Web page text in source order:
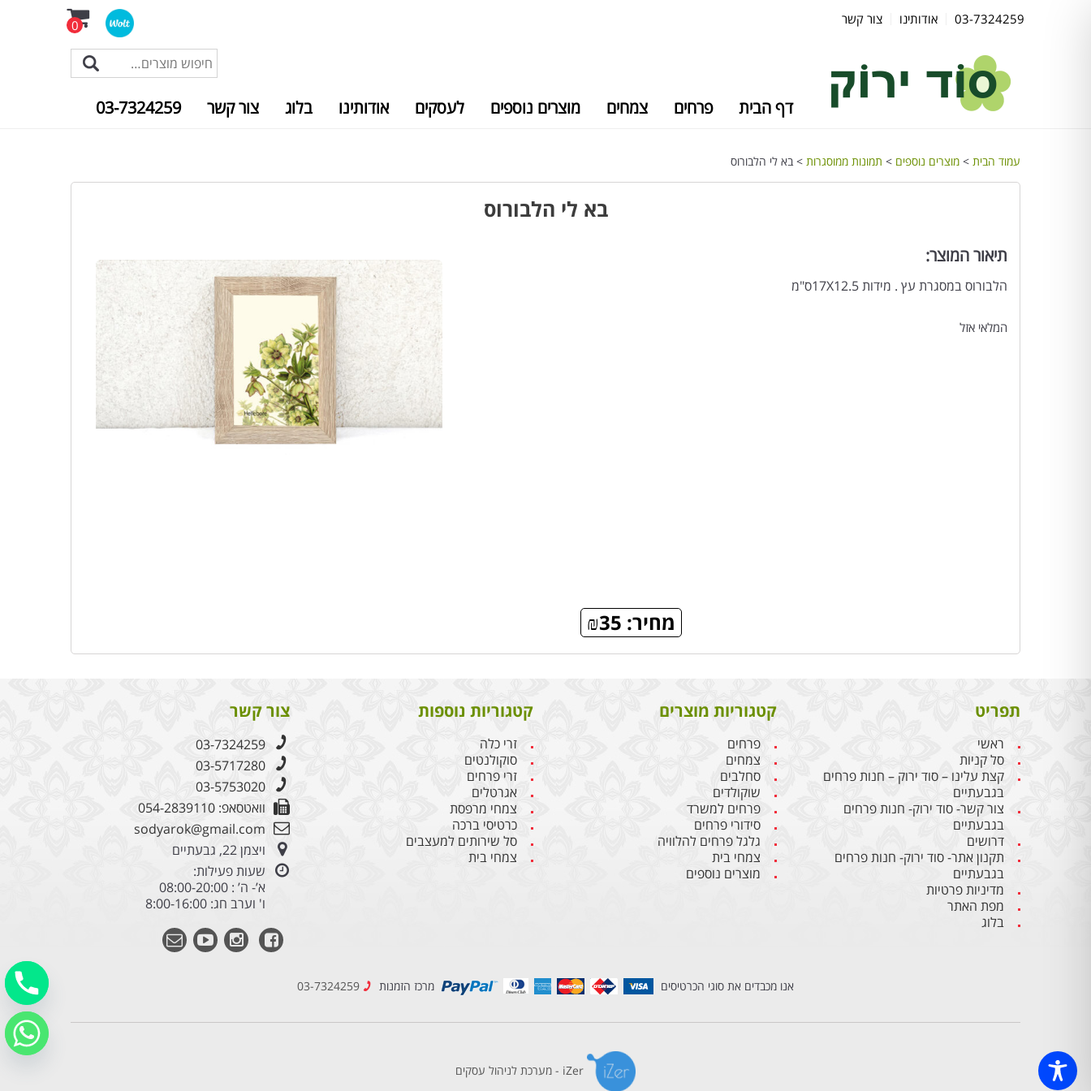
03-7324259 אודותינו צור קשר 0
דף הבית פרחים צמחים מוצרים נוספים לעסקים אודותינו בלוג צור קשר 03-7324259
עמוד הבית > מוצרים נוספים > תמונות ממוסגרות > בא לי הלבורוס
בא לי הלבורוס
תיאור המוצר:
הלבורוס במסגרת עץ . מידות 17X12.5ס"מ
מחיר: ₪35
המלאי אזל
תפריט
ראשי
סל קניות
קצת עלינו – סוד ירוק – חנות פרחים
בגבעתיים
צור קשר- סוד ירוק- חנות פרחים
בגבעתיים
דרושים
תקנון אתר- סוד ירוק- חנות פרחים
בגבעתיים
מדיניות פרטיות
מפת האתר
בלוג
קטגוריות מוצרים
פרחים
צמחים
סחלבים
שוקולדים
פרחים למשרד
סידורי פרחים
גלגל פרחים להלוויה
צמחי בית
מוצרים נוספים
קטגוריות נוספות
זרי כלה
סוקולנטים
זרי פרחים
אגרטלים
צמחי מרפסת
כרטיסי ברכה
סל שירותים למעצבים
צמחי בית
צור קשר
03-7324259
03-5717280
03-5753020
וואטסאפ: 054-2839110
sodyarok@gmail.com
ויצמן 22, גבעתיים
שעות פעילות:
א’- ה’ : 08:00-20:00
ו' וערב חג: 8:00-16:00
אנו מכבדים את סוגי הכרטיסים מרכז הזמנות
iZer - מערכת לניהול עסקים